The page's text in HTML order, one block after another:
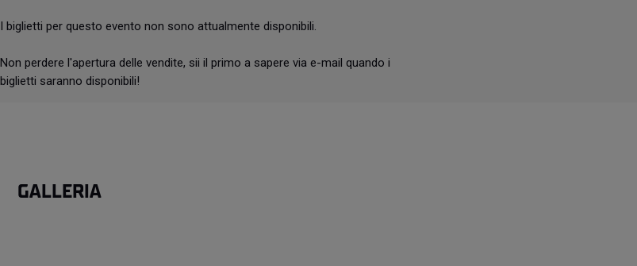
I biglietti per questo evento non sono attualmente disponibili.
Non perdere l'apertura delle vendite, sii il primo a sapere via e-mail quando i
biglietti saranno disponibili!
GALLERIA